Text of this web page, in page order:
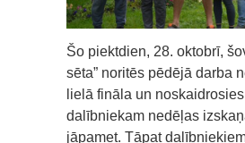
Šo piektdien, 28. oktobrī,
sēta” noritēs pēdējā darba
lielā fināla un
dalībniekam nedēļas
jāpamet. Tāpat